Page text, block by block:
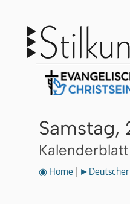
Samstag,
◉ Home ►Deutscher